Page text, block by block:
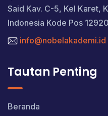
Said Kav. C-5, Kel Karet,
Indonesia Kode Pos 12920
info@nobelakademi.id
Tautan Penting
Beranda